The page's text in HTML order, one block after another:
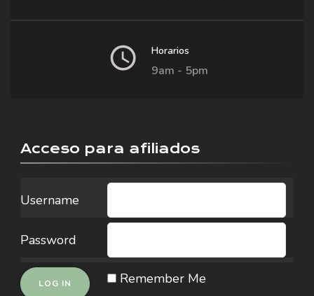
Horarios
9am - 5pm
Acceso para afiliados
Username
Password
Remember Me